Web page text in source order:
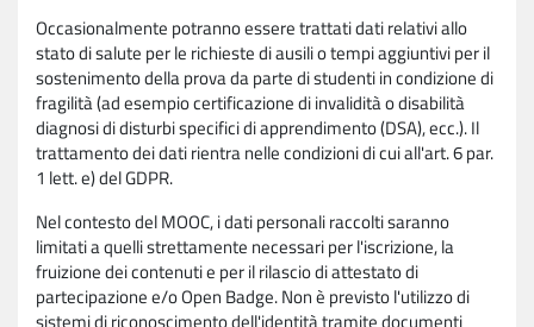
Occasionalmente potranno essere trattati dati relativi allo
stato di salute per le richieste di ausili o tempi aggiuntivi per il
sostenimento della prova da parte di studenti in condizione di
fragilità (ad esempio certificazione di invalidità o disabilità
diagnosi di disturbi specifici di apprendimento (DSA), ecc.). Il
trattamento dei dati rientra nelle condizioni di cui all'art. 6 par.
1 lett. e) del GDPR.
Nel contesto del MOOC, i dati personali raccolti saranno
limitati a quelli strettamente necessari per l'iscrizione, la
fruizione dei contenuti e per il rilascio di attestato di
partecipazione e/o Open Badge. Non è previsto l'utilizzo di
sistemi di riconoscimento dell'identità tramite documenti